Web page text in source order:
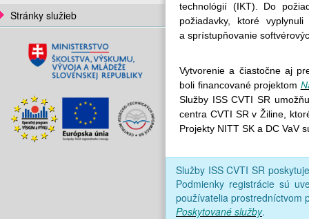
Stránky služieb
technológií (IKT). Do
požiadavky, ktoré
a sprístupňovanie
Vytvorenie a čiastočne aj
boli financované projektom
Služby ISS CVTI SR
centra CVTI SR v Žiline,
Projekty NITT SK a DC VaV
Služby ISS CVTI SR
Podmienky registrácie sú
používatelia prostredníctvom
Poskytované služby.